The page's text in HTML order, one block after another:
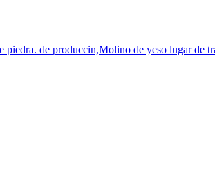
de produccin,Molino de yeso lugar de